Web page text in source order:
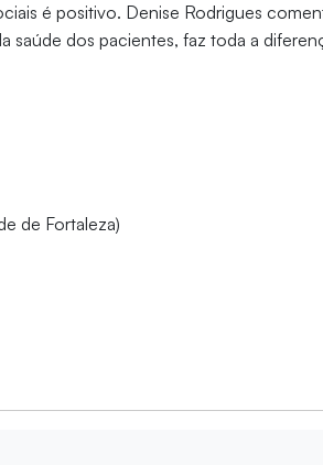
é positivo. Denise Rodrigues
saúde dos pacientes, faz toda a
de Fortaleza)